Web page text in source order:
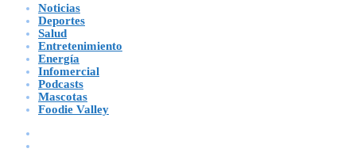
Noticias
Deportes
Salud
Entretenimiento
Energía
Infomercial
Podcasts
Mascotas
Foodie Valley